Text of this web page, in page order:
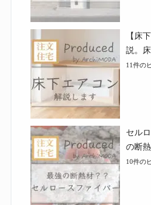
【床
説。
11件の
セル
の断
10件の